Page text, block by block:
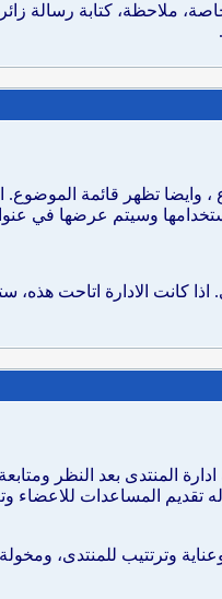
ملاحظة، كتابة رسالة
.
تظهر قائمة الموضوع. اذا
وسيتم عرضها في
كانت الادارة اتاحت هذه،
المنتدى بعد النظر
المساعدات للاعضاء
وترتتيب للمنتدى،